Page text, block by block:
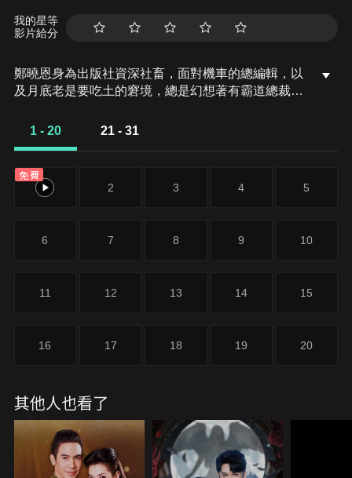
我的星等
影片給分
鄭曉恩身為出版社資深社畜，面對機車的總編輯，以
及月底老是要吃土的窘境，總是幻想著有霸道總裁出
無形中也成為曉恩最療癒的時光。只是沒想到...這個
1 - 20 21 - 31
免費
1 2 3 4 5
6 7 8 9 10
11 12 13 14 15
16 17 18 19 20
其他人也看了